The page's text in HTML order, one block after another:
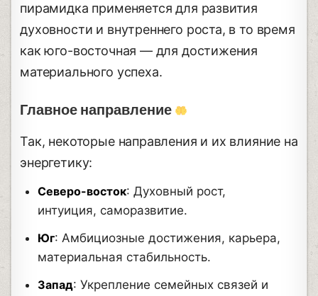
пирамидка применяется для развития
духовности и внутреннего роста, в то время
как юго-восточная — для достижения
материального успеха.
Главное направление
Так, некоторые направления и их влияние на
энергетику:
Северо-восток: Духовный рост,
интуиция, саморазвитие.
Юг: Амбициозные достижения, карьера,
материальная стабильность.
Запад: Укрепление семейных связей и